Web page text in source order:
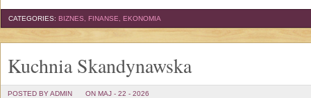
CATEGORIES: BIZNES, FINANSE, EKONOMIA
Kuchnia Skandynawska
POSTED BY ADMIN ON MAJ - 22 - 2026